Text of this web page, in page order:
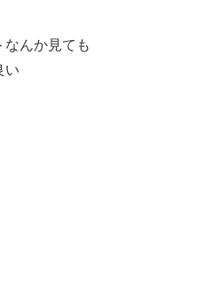
なんか見ても
い